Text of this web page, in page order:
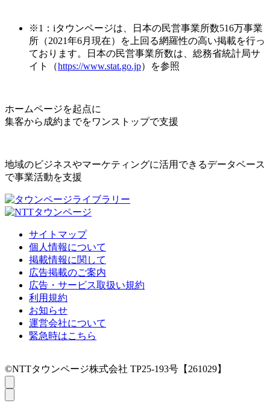
※1：iタウンページは、日本の民営事業所数516万事業
所（2021年6月現在）を上回る網羅性の高い掲載を行っ
ております。日本の民営事業所数は、総務省統計局サ
イト（https://www.stat.go.jp）を参照
ホームページを起点に
集客から成約までをワンストップで支援
地域のビジネスやマーケティングに活用できるデータベース
で事業活動を支援
サイトマップ
個人情報について
掲載情報に関して
広告掲載のご案内
広告・サービス取扱い規約
利用規約
お知らせ
運営会社について
緊急時はこちら
©NTTタウンページ株式会社 TP25-193号【261029】